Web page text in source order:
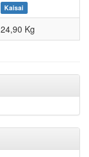
Kaisai
24,90 Kg